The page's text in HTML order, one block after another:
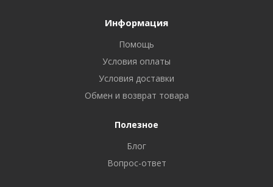
Информация
Помощь
Условия оплаты
Условия доставки
Обмен и возврат товара
Полезное
Блог
Вопрос-ответ